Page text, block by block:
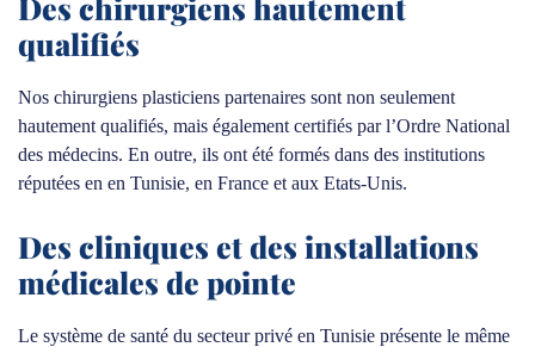
qualifiés
Nos chirurgiens plasticiens partenaires sont non seulement
hautement qualifiés, mais également certifiés par l’Ordre National
des médecins. En outre, ils ont été formés dans des institutions
réputées en en Tunisie, en France et aux Etats-Unis.
Des cliniques et des installations
médicales de pointe
Le système de santé du secteur privé en Tunisie présente le même